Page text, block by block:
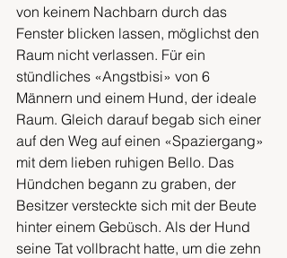
von keinem Nachbarn durch das
Fenster blicken lassen, möglichst den
Raum nicht verlassen. Für ein
stündliches «Angstbisi» von 6
Männern und einem Hund, der ideale
Raum. Gleich darauf begab sich einer
auf den Weg auf einen «Spaziergang»
mit dem lieben ruhigen Bello. Das
Hündchen begann zu graben, der
Besitzer versteckte sich mit der Beute
hinter einem Gebüsch. Als der Hund
seine Tat vollbracht hatte, um die zehn